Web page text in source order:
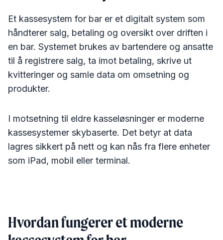
Et kassesystem for bar er et digitalt system som
håndterer salg, betaling og oversikt over driften i
en bar. Systemet brukes av bartendere og ansatte
til å registrere salg, ta imot betaling, skrive ut
kvitteringer og samle data om omsetning og
produkter.
I motsetning til eldre kasseløsninger er moderne
kassesystemer skybaserte. Det betyr at data
lagres sikkert på nett og kan nås fra flere enheter
som iPad, mobil eller terminal.
Hvordan fungerer et moderne